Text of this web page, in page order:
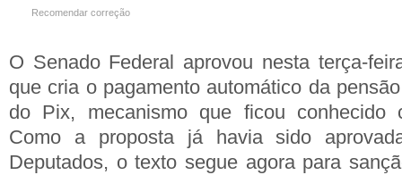
Recomendar correção
O Senado Federal aprovou nesta terça-
que cria o pagamento automático da
do Pix, mecanismo que ficou conhecido
Como a proposta já havia sido
Deputados, o texto segue agora para